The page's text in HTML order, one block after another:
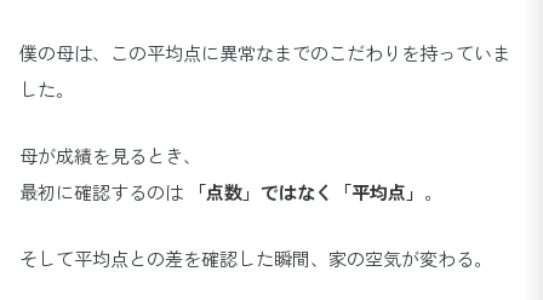
僕の母は、この平均点に異常なまでのこだわりを持っていま
した。
母が成績を見るとき、
最初に確認するのは
「点数」ではなく「平均点」 。
そして平均点との差を確認した瞬間、家の空気が変わる。